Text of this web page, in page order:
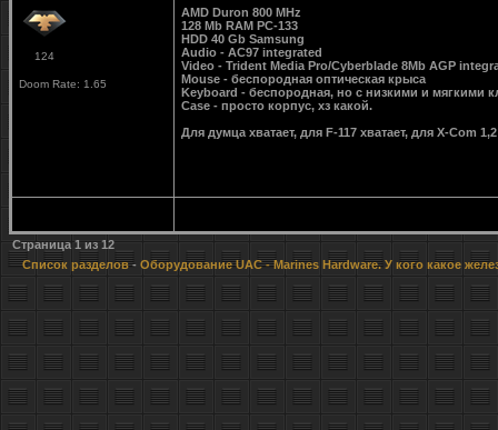
124
Doom Rate: 1.65
AMD Duron 800 MHz
128 Mb RAM PC-133
HDD 40 Gb Samsung
Audio - AC97 integrated
Video - Trident Media Pro/Cyberblade 8Mb AGP
Mouse - беспородная оптическая крыса
Keyboard - беспородная, но с низкими и мягкими
Case - просто корпус, хз какой.
Для думца хватает, для F-117 хватает, для X-Com
Страница 1 из 12
Список разделов- Оборудование UAC- Marines Hardware. У кого какое